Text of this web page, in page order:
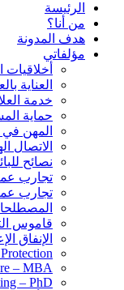
الرئيسة
من أنا؟
هدف المدونة
مؤلفاتي
أخلاقيات
العناية
خدمة
حماية
المهن
الاتصال
نصائح
تجارب
تجارب
قاموس
الإنفاق
– MBA
– PhD